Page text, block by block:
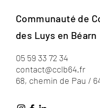
Communauté de
des Luys en Béarn
05 59 33 72 34
contact@cclb64.fr
68, chemin de Pau /